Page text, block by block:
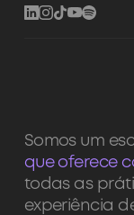
Somos um
que oferece
todas as
experiência